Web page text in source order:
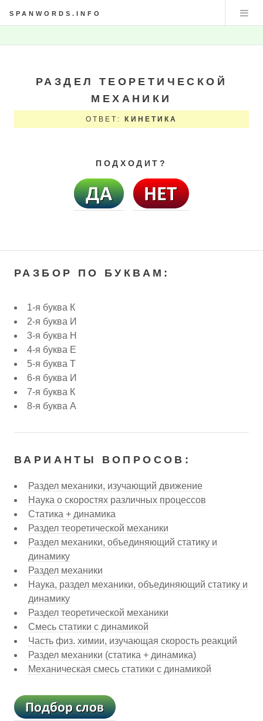
SPANWORDS.INFO
РАЗДЕЛ ТЕОPЕТИЧЕСКОЙ
МЕХАНИКИ
ОТВЕТ: КИНЕТИКА
ПОДХОДИТ?
РАЗБОР ПО БУКВАМ:
1-я буква К
2-я буква И
3-я буква Н
4-я буква Е
5-я буква Т
6-я буква И
7-я буква К
8-я буква А
ВАРИАНТЫ ВОПРОСОВ:
Раздел механики, изучающий движение
Наука о скоростях различных процессов
Статика + динамика
Раздел теоpетической механики
Раздел механики, объединяющий статику и
динамику
Раздел механики
Наука, раздел механики, объединяющий статику и
динамику
Раздел теоретической механики
Смесь статики с динамикой
Часть физ. химии, изучающая скорость реакций
Раздел механики (статика + динамика)
Механическая смесь статики с динамикой